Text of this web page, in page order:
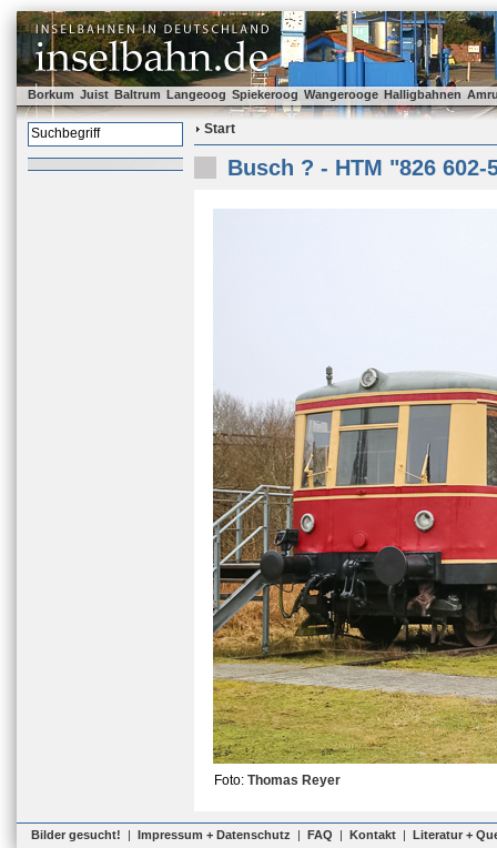
Borkum Juist Baltrum Langeoog Spiekeroog Wangerooge Halligbahnen
Start
Busch ? - HTM "826 602-
Foto: Thomas Reyer
Bilder gesucht! | Impressum + Datenschutz | FAQ | Kontakt | Literatur +